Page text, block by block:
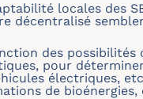
locales des
décentralisé
des possibilités
pour déterminer
électriques,
de bioénergies,